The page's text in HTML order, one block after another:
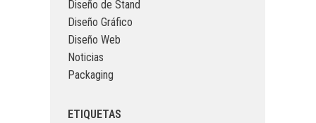
Diseño de Stand
Diseño Gráfico
Diseño Web
Noticias
Packaging
ETIQUETAS